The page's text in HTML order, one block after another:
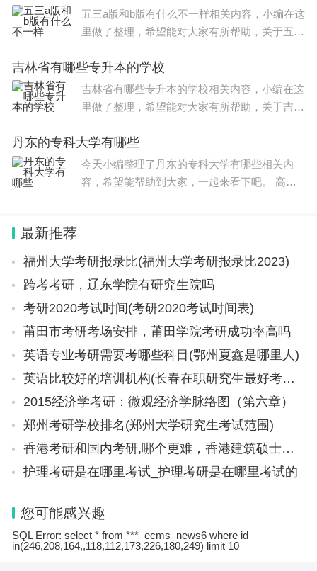
期。在即将实施新高考
五三a版和b版有什么不一样相关内容，小编在这
里做了整理，希望能对大家有所帮助，关于五三
吧！ 截止2023年1月，山东潍坊新高考各科教材
版本如下： 1.语文：鲁教版
吉林省有哪些专升本的学校
吉林省有哪些专升本的学校相关内容，小编在这
里做了整理，希望能对大家有所帮助，关于吉林
吧！ 1，长春财经学院 长春财经学院（Changch
un University Of Financ
丹东的专科大学有哪些
今天小编整理了丹东的专科大学有哪些相关内
容，希望能帮助到大家，一起来看下吧。 高考
最新推荐
福州大学考研报录比(福州大学考研报录比2023)
跨考考研，辽东学院有研究生院吗
考研2020考试时间(考研2020考试时间表)
莆田市考研考场安排，莆田学院考研成功率高吗
英语专业考研需要考哪些科目(鄂州夏鑫是哪里人)
英语比较好的培训机构(长春在职研究生最好考的学校)
2015经济学考研：微观经济学脉络图（第六章）
郑州考研学校排名(郑州大学研究生考试范围)
香港考研和国内考研,哪个更难，香港建筑硕士申请通过率
护理考研是在哪里考试_护理考研是在哪里考试的
您可能感兴趣
SQL Error: select * from ***_ecms_news6 where id
in(246,208,164,,118,112,173,226,180,249) limit 10